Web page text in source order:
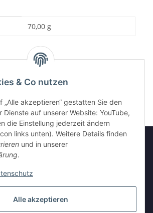
Alle akzeptieren
& Co nutzen
„Alle akzeptieren“ gestatten Sie den
Dienste auf unserer Website: YouTube,
die Einstellung jederzeit ändern
links unten). Weitere Details finden
und in unserer
.
70,00 g